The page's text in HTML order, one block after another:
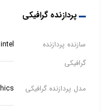
پردازنده گرافیکی
سازنده پردازنده
گرافیکی
intel
مدل پردازنده گرافیکی